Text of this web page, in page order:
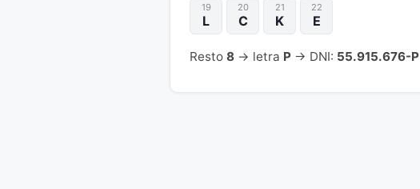
19
L
20
C
21
K
22
E
Resto 8 → letra P → DNI: 55.915.676-P